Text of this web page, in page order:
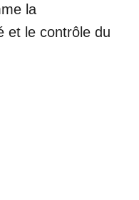
la
et le contrôle du